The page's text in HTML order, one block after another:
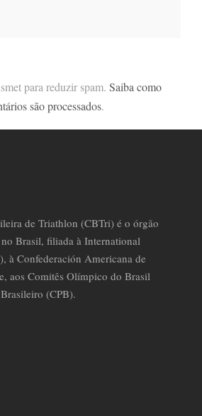
para reduzir spam. Saiba como
são processados.
de Triathlon (CBTri) é o órgão
Brasil, filiada à International
à Confederación Americana de
aos Comitês Olímpico do Brasil
(CPB).